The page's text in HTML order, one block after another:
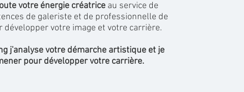
votre énergie créatrice au service de
de galeriste et de professionnelle de
votre image et votre carrière.
j'analyse votre démarche artistique et je
pour développer votre carrière.